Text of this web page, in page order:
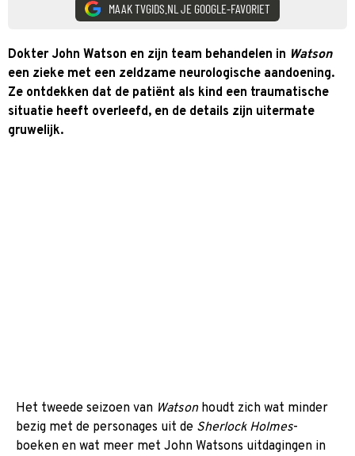
MAAK TVGIDS.NL JE GOOGLE-FAVORIET
Dokter John Watson en zijn team behandelen in Watson
een zieke met een zeldzame neurologische aandoening.
Ze ontdekken dat de patiënt als kind een traumatische
situatie heeft overleefd, en de details zijn uitermate
gruwelijk.
Het tweede seizoen van Watson houdt zich wat minder
bezig met de personages uit de Sherlock Holmes-
boeken en wat meer met John Watsons uitdagingen in